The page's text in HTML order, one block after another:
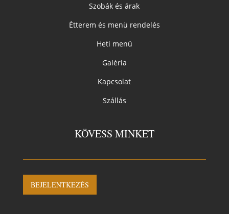
Szobák és árak
Étterem és menü rendelés
Heti menü
Galéria
Kapcsolat
Szállás
KÖVESS MINKET
BEJELENTKEZÉS